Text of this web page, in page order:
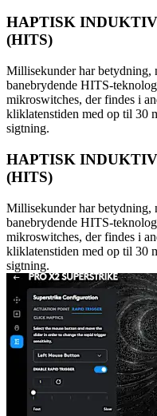
HAPTISK
(HITS)
Millisekunder har betydning,
banebrydende HITS-
mikroswitches, der findes i
kliklatenstiden med op til 30
sigtning.
HAPTISK
(HITS)
Millisekunder har betydning,
banebrydende HITS-
mikroswitches, der findes i
kliklatenstiden med op til 30
sigtning.